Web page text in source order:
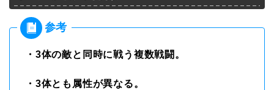
・3体の敵と同時に戦う複数戦闘。
・3体とも属性が異なる。